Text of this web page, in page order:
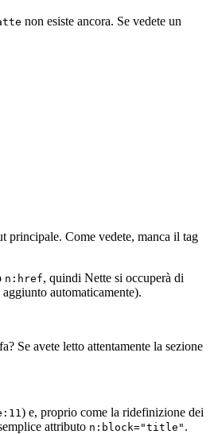
non esiste ancora. Se vedete un
principale. Come vedete, manca il tag
n:href, quindi Nette si occuperà di
automaticamente).
Se avete letto attentamente la sezione
) e, proprio come la ridefinizione dei
attributo n:block="title" .